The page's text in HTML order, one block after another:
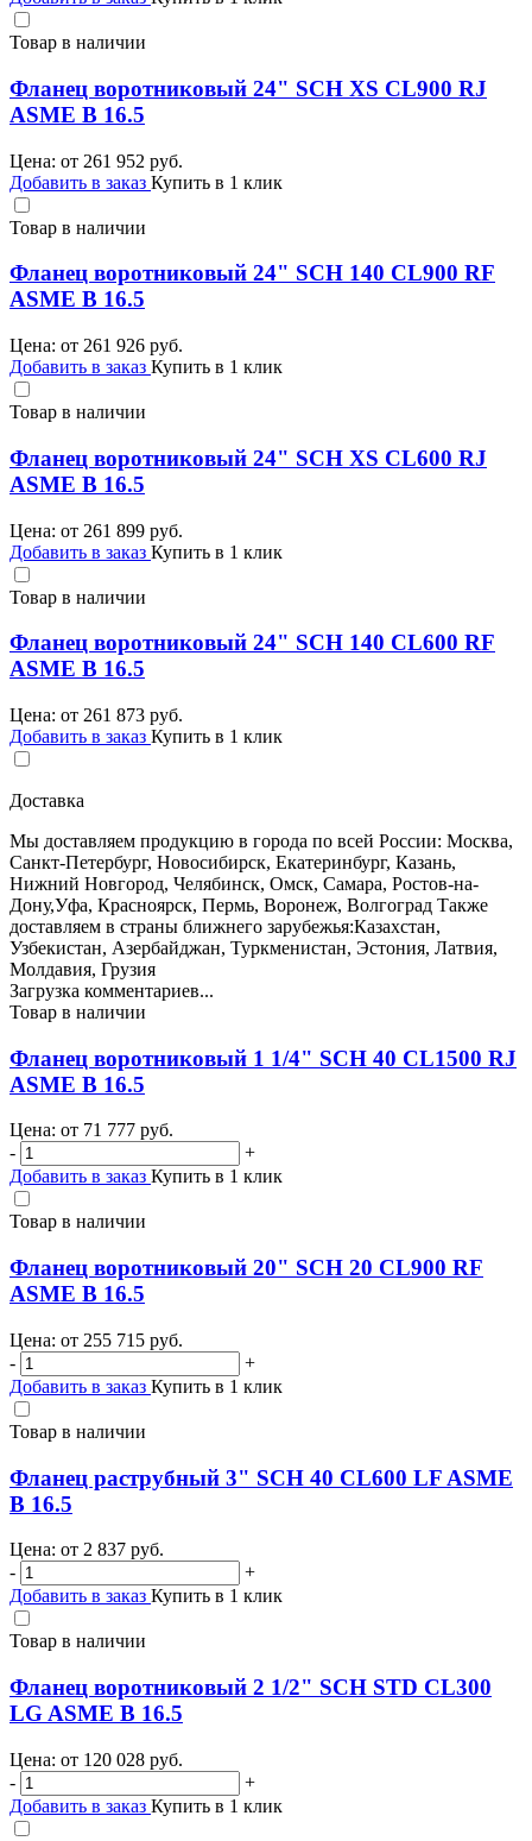
Товар в наличии
Фланец воротниковый 24" SCH XS CL900 RJ
ASME B 16.5
Цена: от 261 952 руб.
Добавить в заказ Купить в 1 клик
Товар в наличии
Фланец воротниковый 24" SCH 140 CL900 RF
ASME B 16.5
Цена: от 261 926 руб.
Добавить в заказ Купить в 1 клик
Товар в наличии
Фланец воротниковый 24" SCH XS CL600 RJ
ASME B 16.5
Цена: от 261 899 руб.
Добавить в заказ Купить в 1 клик
Товар в наличии
Фланец воротниковый 24" SCH 140 CL600 RF
ASME B 16.5
Цена: от 261 873 руб.
Добавить в заказ Купить в 1 клик
Доставка
Мы доставляем продукцию в города по всей России: Москва,
Санкт-Петербург, Новосибирск, Екатеринбург, Казань,
Нижний Новгород, Челябинск, Омск, Самара, Ростов-на-
Дону,Уфа, Красноярск, Пермь, Воронеж, Волгоград Также
доставляем в страны ближнего зарубежья:Казахстан,
Узбекистан, Азербайджан, Туркменистан, Эстония, Латвия,
Молдавия, Грузия
Загрузка комментариев...
Товар в наличии
Фланец воротниковый 1 1/4" SCH 40 CL1500 RJ
ASME B 16.5
Цена: от 71 777 руб.
-
+
Добавить в заказ Купить в 1 клик
Товар в наличии
Фланец воротниковый 20" SCH 20 CL900 RF
ASME B 16.5
Цена: от 255 715 руб.
-
+
Добавить в заказ Купить в 1 клик
Товар в наличии
Фланец раструбный 3" SCH 40 CL600 LF ASME
B 16.5
Цена: от 2 837 руб.
-
+
Добавить в заказ Купить в 1 клик
Товар в наличии
Фланец воротниковый 2 1/2" SCH STD CL300
LG ASME B 16.5
Цена: от 120 028 руб.
-
+
Добавить в заказ Купить в 1 клик